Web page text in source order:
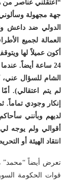
“اعتقلني عناصر من
جهة مجهولة
الدولي ضد داعش
العمالة لجميع
أكون عميلاً لها
24 ساعة أيضاً.
الشام للسؤال عني،
لم يتم اعتقالي).
إنكار وجودي
لديهم وبأنني
أقوالي ولم يوجه
انتقاد الهيئة أو
تعرض أيضاً “محمد”